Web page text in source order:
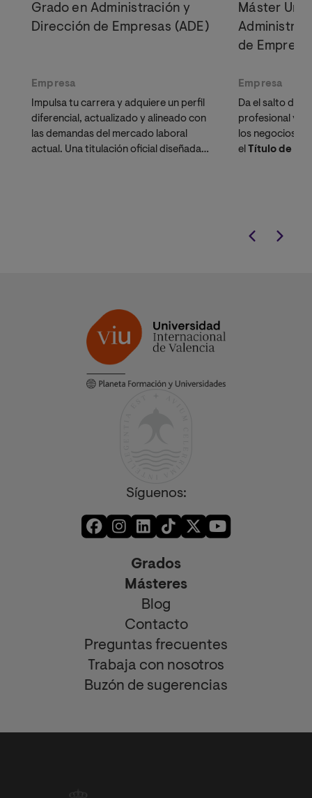
Grado en Administración y
Dirección de Empresas (ADE)
Empresa
Impulsa tu carrera y adquiere un perfil
diferencial, actualizado y alineado con
las demandas del mercado laboral
actual. Una titulación oficial diseñada
Máster
de
Empresa
Da el salto
profesional y
los negocios.
elTítulo de
Síguenos:
Grados
Másteres
Blog
Contacto
Preguntas frecuentes
Trabaja con nosotros
Buzón de sugerencias